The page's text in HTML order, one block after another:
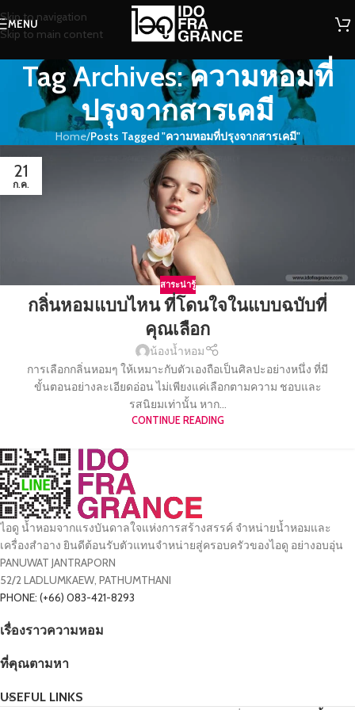
Skip to navigation
Skip to main content
MENU
Tag Archives: ความหอมที่
ปรุงจากสารเคมี
Home/Posts Tagged "ความหอมที่ปรุงจากสารเคมี"
21
ก.ค.
สาระน่ารู้
กลิ่นหอมแบบไหน ที่โดนใจในแบบฉบับที่
คุณเลือก
น้องน้ำหอม
การเลือกกลิ่นหอมๆ ให้เหมาะกับตัวเองถือเป็นศิลปะอย่างหนึ่ง ที่มี
ขั้นตอนอย่างละเอียดอ่อน ไม่เพียงแค่เลือกตามความ ชอบและ
รสนิยมเท่านั้น หาก...
CONTINUE READING
ไอดู น้ำหอมจากแรงบันดาลใจแห่งการสร้างสรรค์ จำหน่ายน้ำหอมและ
เครื่องสำอาง ยินดีต้อนรับตัวแทนจำหน่ายสู่ครอบครัวของไอดู อย่างอบอุ่น
PANUWAT JANTRAPORN
52/2 LADLUMKAEW, PATHUMTHANI
PHONE: (+66) 083-421-8293
เรื่องราวความหอม
ที่คุณตามหา
USEFUL LINKS